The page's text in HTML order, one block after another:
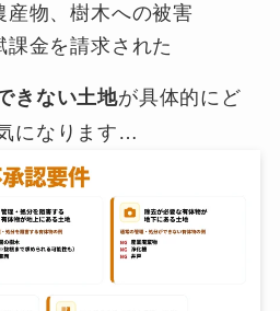
物、樹木への被害
金を請求された
きない土地が具体的にど
になります…